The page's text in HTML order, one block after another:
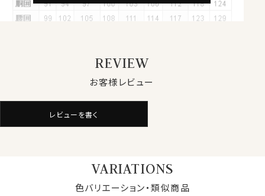
●イージーケア加工付き
綿100％かつ120番手双糸の高番手(細い糸)を使用して
しかしながら、この生地には綿特有のソフト感や素材感
アイロンがけが楽になるイージーケア加工を施した120
REVIEW
お客様レビュー
レビューを書く
VARIATIONS
色バリエーション・類似商品